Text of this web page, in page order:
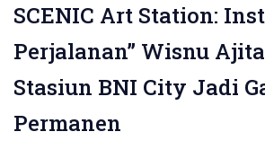
SCENIC Art Station:
Perjalanan” Wisnu
Stasiun BNI City Jadi
Permanen